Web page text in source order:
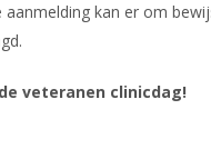
aanmelding kan er om
veteranen clinicdag!